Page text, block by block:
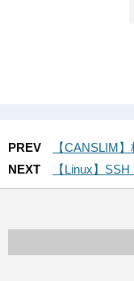
PREV
【CANSLIM
NEXT
【Linux】